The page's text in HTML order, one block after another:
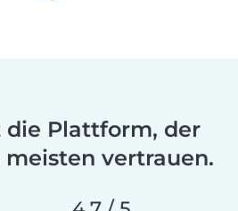
die Plattform, der
vertrauen.